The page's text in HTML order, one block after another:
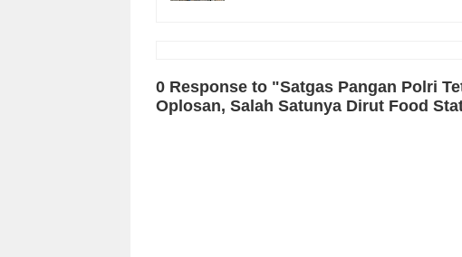
0 Response to "Satgas Pangan Polri
Oplosan, Salah Satunya Dirut Food